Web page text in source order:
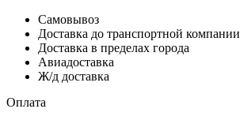
Самовывоз
Доставка до транспортной компании
Доставка в пределах города
Авиадоставка
Ж/д доставка
Оплата